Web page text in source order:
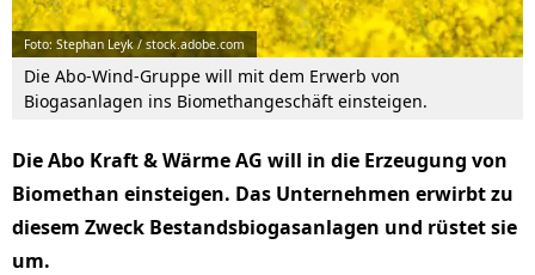
Foto: Stephan Leyk / stock.adobe.com
Die Abo-Wind-Gruppe will mit dem Erwerb von
Biogasanlagen ins Biomethangeschäft einsteigen.
Die Abo Kraft & Wärme AG will in die Erzeugung von
Biomethan einsteigen. Das Unternehmen erwirbt zu
diesem Zweck Bestandsbiogasanlagen und rüstet sie
um.